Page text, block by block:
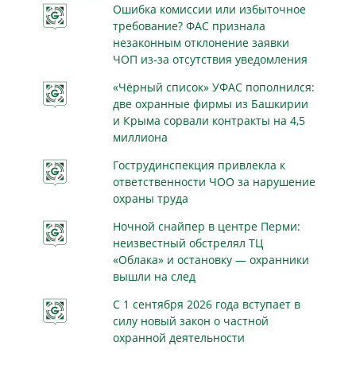
Ошибка комиссии или избыточное
требование? ФАС признала
незаконным отклонение заявки
ЧОП из-за отсутствия уведомления
«Чёрный список» УФАС пополнился:
две охранные фирмы из Башкирии
и Крыма сорвали контракты на 4,5
миллиона
Гострудинспекция привлекла к
ответственности ЧОО за нарушение
охраны труда
Ночной снайпер в центре Перми:
неизвестный обстрелял ТЦ
«Облака» и остановку — охранники
вышли на след
С 1 сентября 2026 года вступает в
силу новый закон о частной
охранной деятельности